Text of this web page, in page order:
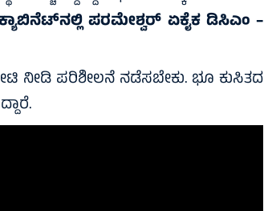
ಪರಮೇಶ್ವರ್ ಏಕೈಕ ಡಿಸಿಎಂ –
ನೀಡಿ ಪರಿಶೀಲನೆ ನಡೆಸಬೇಕು. ಭೂ ಕುಸಿತದ